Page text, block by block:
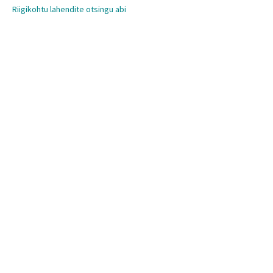
Riigikohtu lahendite otsingu abi